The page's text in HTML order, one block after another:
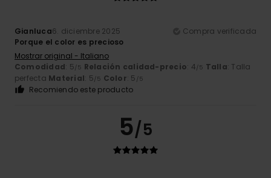
Gianluca6. diciembre 2025
Compra verificada
Porque el color es precioso
Mostrar original - Italiano
Comodidad: 5/5 Relación calidad-precio: 4/5 Talla: Talla
perfecta Material: 5/5 Color: 5 /5
Recomiendo este producto
5/5